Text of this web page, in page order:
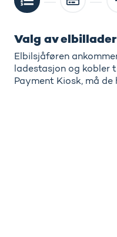
Valg av elbillader
Elbilsjåføren
ladestasjon og kobler
Payment Kiosk, må de